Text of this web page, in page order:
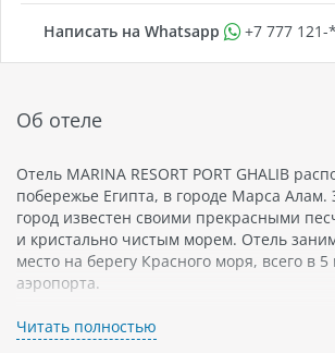
Написать на Whatsapp +7 777
Об отеле
Отель MARINA RESORT PORT GHALIB
побережье Египта, в городе Марса Алам.
город известен своими прекрасными
и кристально чистым морем. Отель
место на берегу Красного моря, всего в
аэропорта.
MARINA RESORT PORT GHALIB предлагает
широкий выбор номеров, начиная от
Читать полностью